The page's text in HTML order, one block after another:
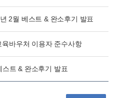
2월 베스트 & 완소후기 발표
바우처 이용자 준수사항
트 & 완소후기 발표